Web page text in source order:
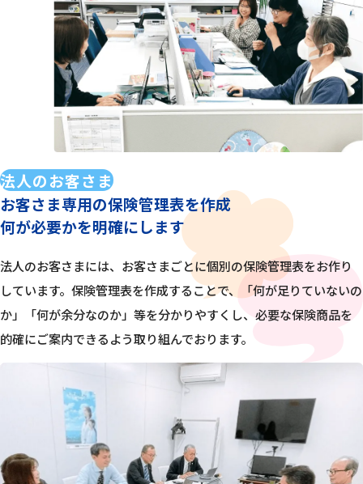
法人のお客さま
お客さま専用の保険管理表を作成
何が必要かを明確にします
法人のお客さまには、お客さまごとに個別の保険管理表をお作り
しています。保険管理表を作成することで、「何が足りていないの
か」「何が余分なのか」等を分かりやすくし、必要な保険商品を
的確にご案内できるよう取り組んでおります。